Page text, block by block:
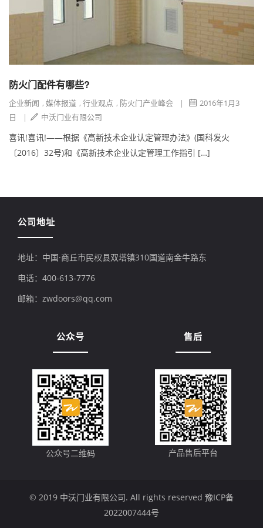
防火门配件有哪些?
企业新闻 , 媒体报道 , 行业观点 , 防火门产业峰会 |
2016年1月3
日
| 中沃门业有限公司
喜讯!喜讯!——根据《高新技术企业认定管理办法》(国科发火
〔2016〕32号)和《高新技术企业认定管理工作指引 […]
公司地址
地址：中国·商丘市民权县双塔镇310国道南金牛路东
电话：400-613-7776
邮箱：zwdoors@qq.com
公众号
公众号二维码
售后
产品售后平台
© 2019 中沃门业有限公司. All rights reserved 豫ICP备
2022007444号